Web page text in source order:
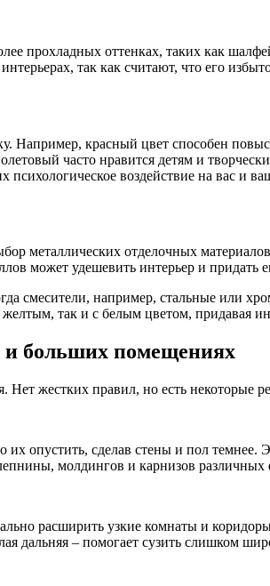
прохладных оттенках, таких как
так как считают, что его
Например, красный цвет способен
часто нравится детям и
психологическое воздействие на вас и
металлических отделочных
может удешевить интерьер и придать
смесители, например, стальные
желтым, так и с белым цветом, придавая
и больших помещениях
жестких правил, но есть некоторые
опустить, сделав стены и пол
молдингов и карнизов
расширить узкие комнаты и
дальняя – помогает сузить слишком